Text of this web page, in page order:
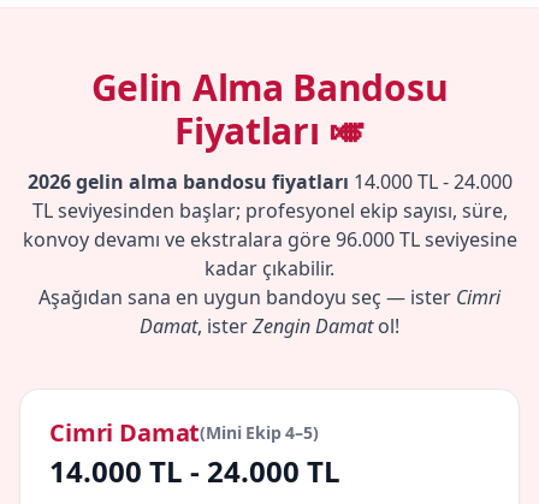
Gelin Alma Bandosu
Fiyatları 🎺
2026 gelin alma bandosu fiyatları 14.000 TL - 24.000
TL seviyesinden başlar; profesyonel ekip sayısı, süre,
konvoy devamı ve ekstralara göre 96.000 TL seviyesine
kadar çıkabilir.
Aşağıdan sana en uygun bandoyu seç — ister Cimri
Damat, isterZengin Damatol!
Cimri Damat(Mini Ekip 4–5)
14.000 TL - 24.000 TL